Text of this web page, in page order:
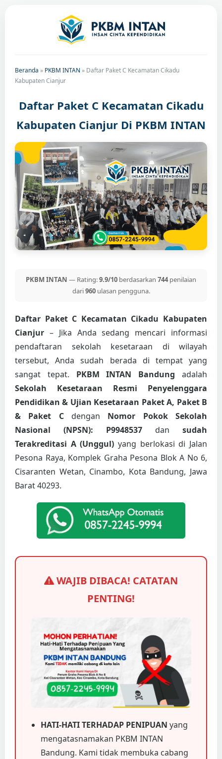
Beranda » PKBM INTAN » Daftar Paket C Kecamatan Cikadu
Kabupaten Cianjur
Daftar Paket C Kecamatan Cikadu
Kabupaten Cianjur Di PKBM INTAN
PKBM INTAN — Rating:9.9/10 berdasarkan 744penilaian
dari960ulasan pengguna.
Daftar Paket C Kecamatan Cikadu Kabupaten
Cianjur – Jika Anda sedang mencari informasi
pendaftaran sekolah kesetaraan di wilayah
tersebut, Anda sudah berada di tempat yang
sangat tepat. PKBM INTAN Bandung adalah
Sekolah Kesetaraan Resmi Penyelenggara
Pendidikan & Ujian Kesetaraan Paket A, Paket B
& Paket Cdengan Nomor Pokok Sekolah
Nasional (NPSN): P9948537 dan sudah
Terakreditasi A (Unggul) yang berlokasi di Jalan
Pesona Raya, Komplek Graha Pesona Blok A No 6,
Cisaranten Wetan, Cinambo, Kota Bandung, Jawa
Barat 40293.
WAJIB DIBACA! CATATAN
PENTING!
HATI-HATI TERHADAP PENIPUAN yang
mengatasnamakan PKBM INTAN
Bandung. Kami tidak membuka cabang